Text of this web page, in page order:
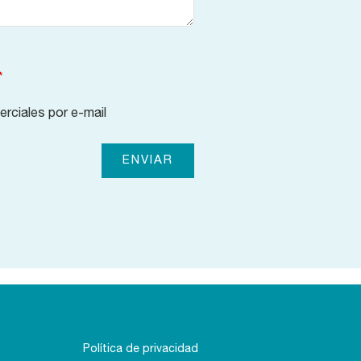
por e-mail
Política de privacidad